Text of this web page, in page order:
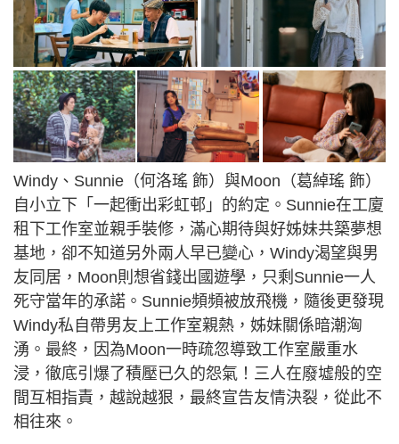
Windy、Sunnie（何洛瑤 飾）與Moon（葛綽瑤 飾）
自小立下「一起衝出彩虹邨」的約定。Sunnie在工廈
租下工作室並親手裝修，滿心期待與好姊妹共築夢想
基地，卻不知道另外兩人早已變心，Windy渴望與男
友同居，Moon則想省錢出國遊學，只剩Sunnie一人
死守當年的承諾。Sunnie頻頻被放飛機，隨後更發現
Windy私自帶男友上工作室親熱，姊妹關係暗潮洶
湧。最終，因為Moon一時疏忽導致工作室嚴重水
浸，徹底引爆了積壓已久的怨氣！三人在廢墟般的空
間互相指責，越說越狠，最終宣告友情決裂，從此不
相往來。